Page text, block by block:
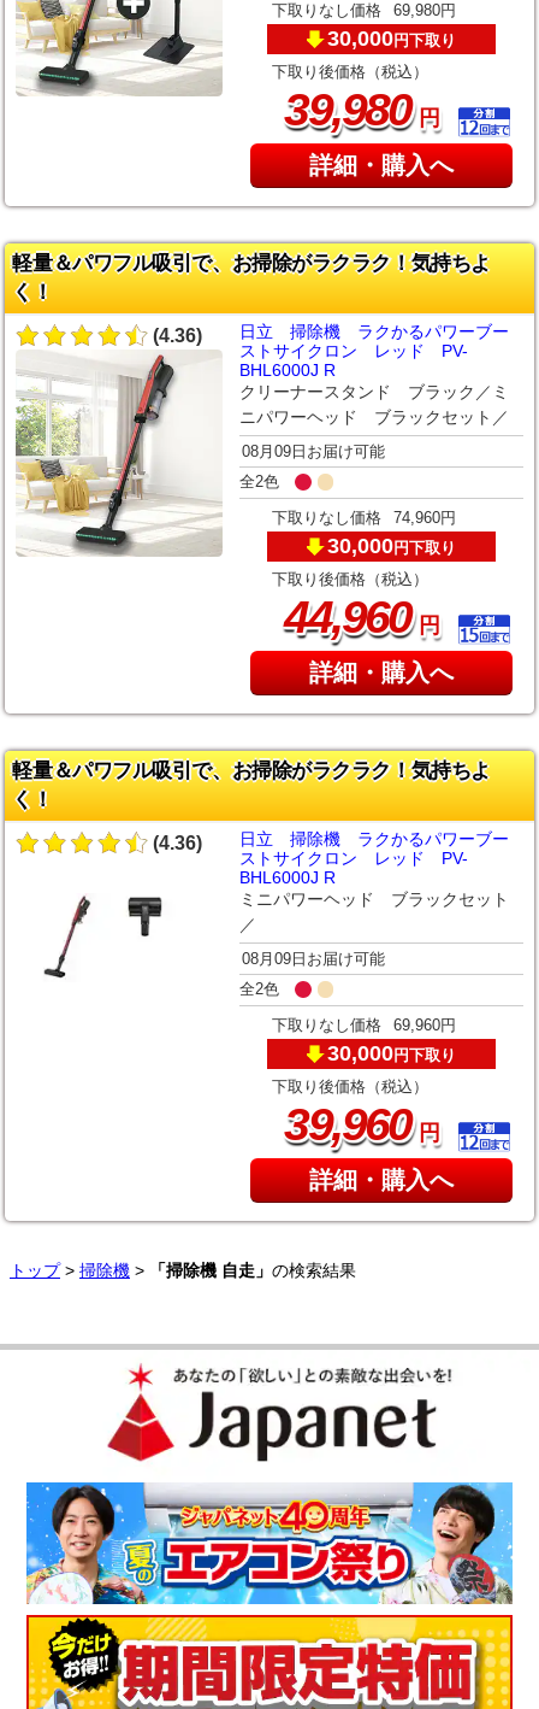
下取りなし価格 69,980円
30,000円下取り
下取り後価格（税込）
39,980円
詳細・購入へ
軽量＆パワフル吸引で、お掃除がラクラク！気持ちよ
く！
(4.36)
日立 掃除機 ラクかるパワーブー
ストサイクロン レッド PV-
BHL6000J R
クリーナースタンド ブラック／ミ
ニパワーヘッド ブラックセット／
08月09日お届け可能
全2色
下取りなし価格 74,960円
30,000円下取り
下取り後価格（税込）
44,960円
詳細・購入へ
軽量＆パワフル吸引で、お掃除がラクラク！気持ちよ
く！
(4.36)
日立 掃除機 ラクかるパワーブー
ストサイクロン レッド PV-
BHL6000J R
ミニパワーヘッド ブラックセット
／
08月09日お届け可能
全2色
下取りなし価格 69,960円
30,000円下取り
下取り後価格（税込）
39,960円
詳細・購入へ
トップ> 掃除機 > 「掃除機 自走」 の検索結果